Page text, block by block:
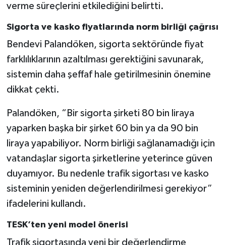
verme süreçlerini etkilediğini belirtti.
Sigorta ve kasko fiyatlarında norm birliği çağrısı
Bendevi Palandöken, sigorta sektöründe fiyat
farklılıklarının azaltılması gerektiğini savunarak,
sistemin daha şeffaf hale getirilmesinin önemine
dikkat çekti.
Palandöken, “Bir sigorta şirketi 80 bin liraya
yaparken başka bir şirket 60 bin ya da 90 bin
liraya yapabiliyor. Norm birliği sağlanamadığı için
vatandaşlar sigorta şirketlerine yeterince güven
duyamıyor. Bu nedenle trafik sigortası ve kasko
sisteminin yeniden değerlendirilmesi gerekiyor”
ifadelerini kullandı.
TESK’ten yeni model önerisi
Trafik sigortasında yeni bir değerlendirme